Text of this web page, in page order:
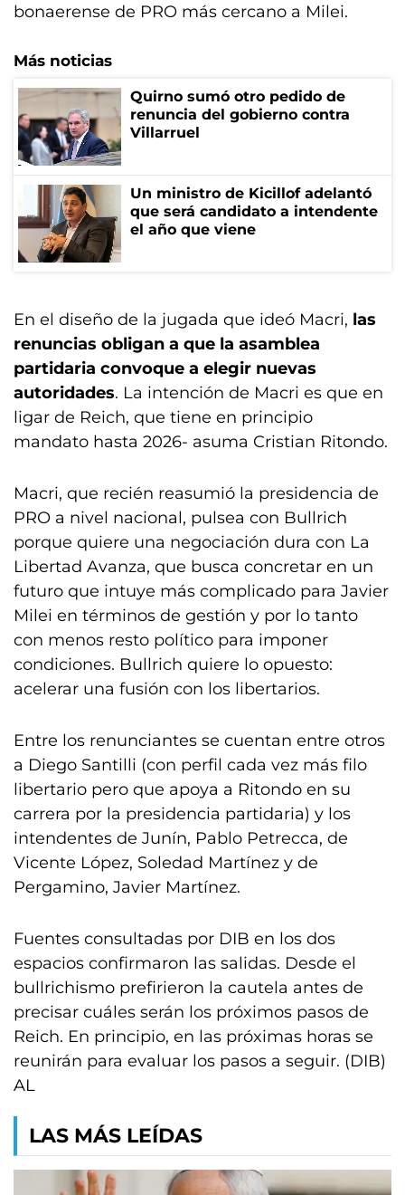
bonaerense de PRO más cercano a Milei.
Más noticias
Quirno sumó otro pedido de
renuncia del gobierno contra
Villarruel
Un ministro de Kicillof adelantó
que será candidato a intendente
el año que viene
En el diseño de la jugada que ideó Macri, las
renuncias obligan a que la asamblea
partidaria convoque a elegir nuevas
autoridades. La intención de Macri es que en
ligar de Reich, que tiene en principio
mandato hasta 2026- asuma Cristian Ritondo.
Macri, que recién reasumió la presidencia de
PRO a nivel nacional, pulsea con Bullrich
porque quiere una negociación dura con La
Libertad Avanza, que busca concretar en un
futuro que intuye más complicado para Javier
Milei en términos de gestión y por lo tanto
con menos resto político para imponer
condiciones. Bullrich quiere lo opuesto:
acelerar una fusión con los libertarios.
Entre los renunciantes se cuentan entre otros
a Diego Santilli (con perfil cada vez más filo
libertario pero que apoya a Ritondo en su
carrera por la presidencia partidaria) y los
intendentes de Junín, Pablo Petrecca, de
Vicente López, Soledad Martínez y de
Pergamino, Javier Martínez.
Fuentes consultadas por DIB en los dos
espacios confirmaron las salidas. Desde el
bullrichismo prefirieron la cautela antes de
precisar cuáles serán los próximos pasos de
Reich. En principio, en las próximas horas se
reunirán para evaluar los pasos a seguir. (DIB)
AL
LAS MÁS LEÍDAS